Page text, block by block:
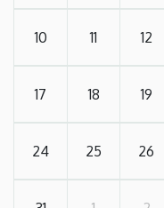
10 11 12
17 18 19
24 25 26